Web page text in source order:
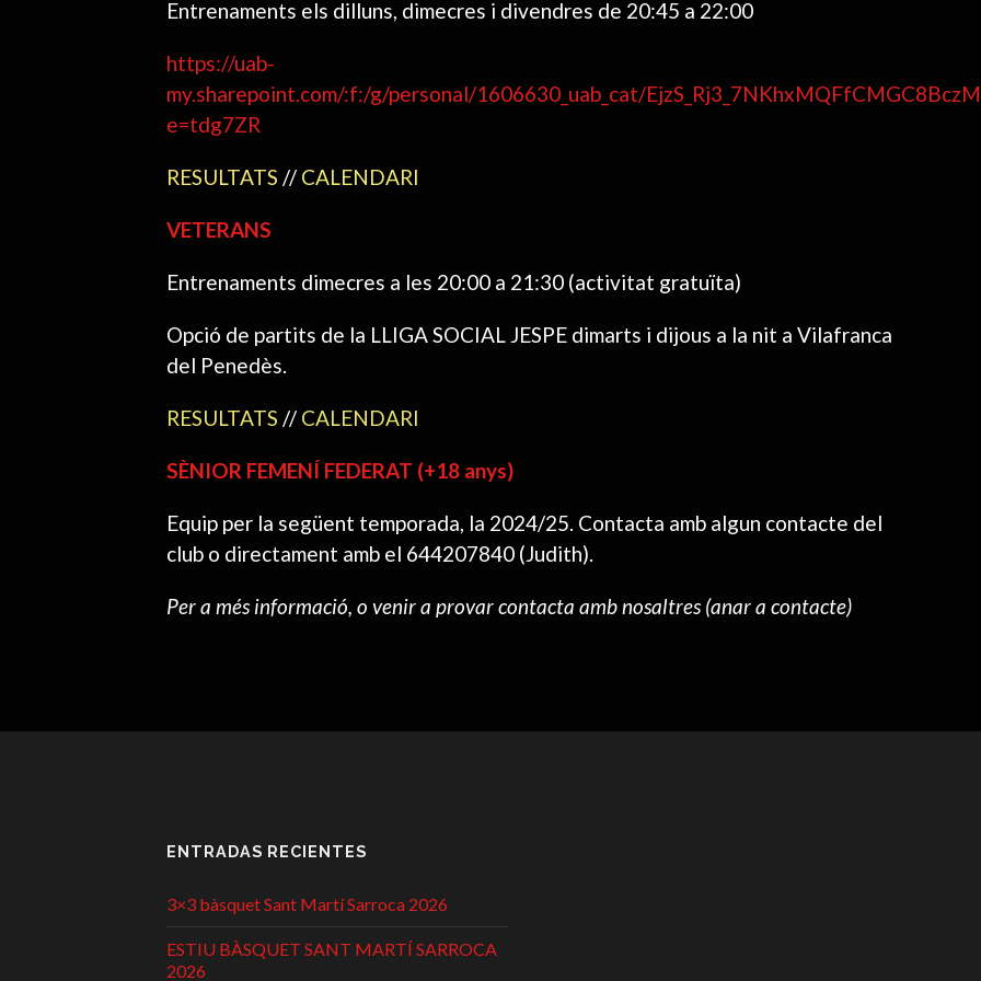
Entrenaments els dilluns, dimecres i divendres de 20:45 a 22:00
https://uab-
my.sharepoint.com/:f:/g/personal/1606630_uab_cat/
e=tdg7ZR
RESULTATS // CALENDARI
VETERANS
Entrenaments dimecres a les 20:00 a 21:30 (activitat gratuïta)
Opció de partits de la LLIGA SOCIAL JESPE dimarts i dijous a la nit a Vilafranca
del Penedès.
RESULTATS // CALENDARI
SÈNIOR FEMENÍ FEDERAT (+18 anys)
Equip per la següent temporada, la 2024/25. Contacta amb algun contacte del
club o directament amb el 644207840 (Judith).
Per a més informació, o venir a provar contacta amb nosaltres (anar a contacte)
ENTRADAS RECIENTES
3×3 bàsquet Sant Martí Sarroca 2026
ESTIU BÀSQUET SANT MARTÍ SARROCA
2026